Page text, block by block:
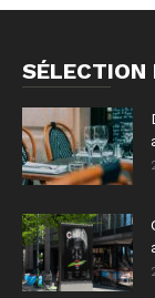
SÉLECTION